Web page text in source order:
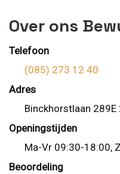
Over ons
Telefoon
(085) 273 12 40
Adres
Binckhorstlaan 289E
Openingstijden
Ma-Vr 09:30-18:00,
Beoordeling